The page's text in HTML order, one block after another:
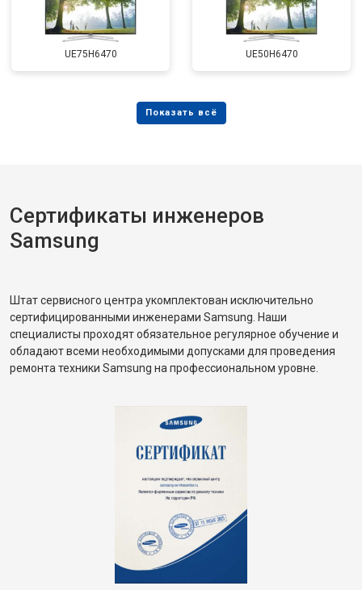
UE75H6470 UE50H6470
Сертификаты инженеров
Samsung
Штат сервисного центра укомплектован исключительно
сертифицированными инженерами Samsung. Наши
специалисты проходят обязательное регулярное обучение и
обладают всеми необходимыми допусками для проведения
ремонта техники Samsung на профессиональном уровне.